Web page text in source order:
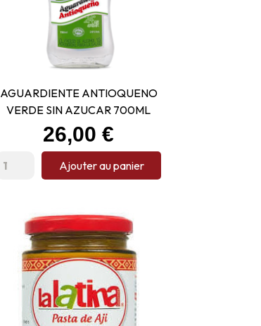
AGUARDIENTE ANTIOQUENO
VERDE SIN AZUCAR 700ML
Prix
26,00 €
Ajouter au panier